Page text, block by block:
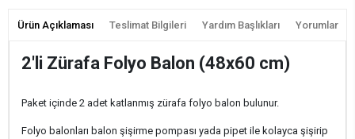
Ürün Açıklaması Teslimat Bilgileri Yardım Başlıkları Yorumlar
2'li Zürafa Folyo Balon (48x60 cm)
Paket içinde 2 adet katlanmış zürafa folyo balon bulunur.
Folyo balonları balon şişirme pompası yada pipet ile kolayca şişirip